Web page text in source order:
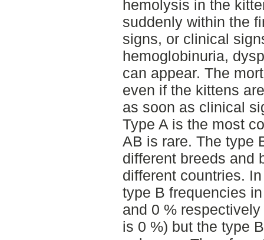
hemolysis in the
suddenly within the
signs, or clinical
hemoglobinuria,
can appear. The
even if the kittens
as soon as clinical
Type A is the most
AB is rare. The type
different breeds and
different countries.
type B frequencies
and 0 %
is 0 %) but the type